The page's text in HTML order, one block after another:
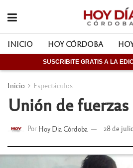
INICIO HOY CÓRDOBA
SUSCRIBITE GRATIS A LA
Inicio Espectáculos
Unión de fuerzas
Por Hoy Dia Córdoba 28 de